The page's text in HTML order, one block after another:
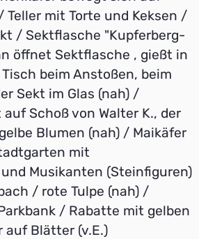
Teller mit Torte und Keksen /
/ Sektflasche "Kupferberg-
öffnet Sektflasche , gießt in
beim Anstoßen, beim
Sekt im Glas (nah) /
Schoß von Walter K., der
Blumen (nah) / Maikäfer
mit
Musikanten (Steinfiguren)
/ rote Tulpe (nah) /
/ Rabatte mit gelben
auf Blätter (v.E.)